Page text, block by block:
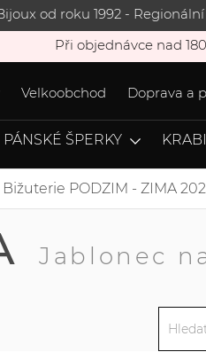
od roku 1992 -
Při objednávce nad
Velkoobchod Doprava a
PÁNSKÉ ŠPERKY
Bižuterie PODZIM - ZIMA
Jablonec